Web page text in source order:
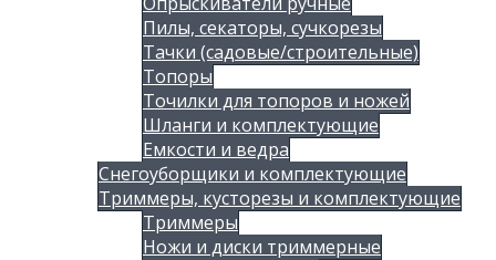
Пилы, секаторы, сучкорезы
Тачки (садовые/строительные)
Топоры
Точилки для топоров и ножей
Шланги и комплектующие
Емкости и ведра
Снегоуборщики и комплектующие
Триммеры, кусторезы и комплектующие
Триммеры
Ножи и диски триммерные